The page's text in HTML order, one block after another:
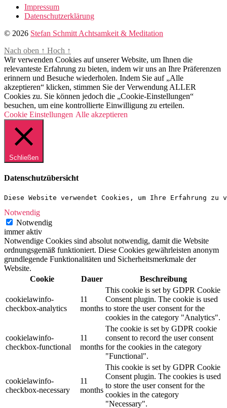
Impressum
Datenschutzerklärung
© 2026 Stefan Schmitt Achtsamkeit & Meditation
Nach oben ↑ Hoch ↑
Wir verwenden Cookies auf unserer Website, um Ihnen die
relevanteste Erfahrung zu bieten, indem wir uns an Ihre Präferenzen
erinnern und Besuche wiederholen. Indem Sie auf „Alle
akzeptieren“ klicken, stimmen Sie der Verwendung ALLER
Cookies zu. Sie können jedoch die „Cookie-Einstellungen“
besuchen, um eine kontrollierte Einwilligung zu erteilen.
Cookie Einstellungen Alle akzeptieren
Schließen
Datenschutzübersicht
Diese Website verwendet Cookies, um Ihre Erfahrung
Notwendig
Notwendig
immer aktiv
Notwendige Cookies sind absolut notwendig, damit die Website
ordnungsgemäß funktioniert. Diese Cookies gewährleisten anonym
grundlegende Funktionalitäten und Sicherheitsmerkmale der
Website.
Cookie
Dauer Beschreibung
cookielawinfo-
checkbox-analytics
11
months
This cookie is set by GDPR Cookie
Consent plugin. The cookie is used
to store the user consent for the
cookies in the category "Analytics".
cookielawinfo-
checkbox-functional
11
months
The cookie is set by GDPR cookie
consent to record the user consent
for the cookies in the category
"Functional".
cookielawinfo-
checkbox-necessary
11
months
This cookie is set by GDPR Cookie
Consent plugin. The cookies is used
to store the user consent for the
cookies in the category
"Necessary".